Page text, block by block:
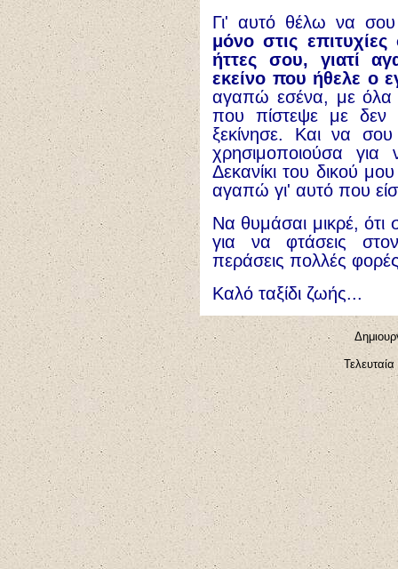
Γι' αυτό θέλω να
μόνο στις
ήττες σου, γιατί
εκείνο που ήθελε ο
αγαπώ εσένα, με όλα
που πίστεψε με δεν
ξεκίνησε. Και να
χρησιμοποιούσα
Δεκανίκι του δικού
αγαπώ γι' αυτό που
Να θυμάσαι μικρέ, ότι
για να φτάσεις
περάσεις πολλές
Καλό ταξίδι ζωής...